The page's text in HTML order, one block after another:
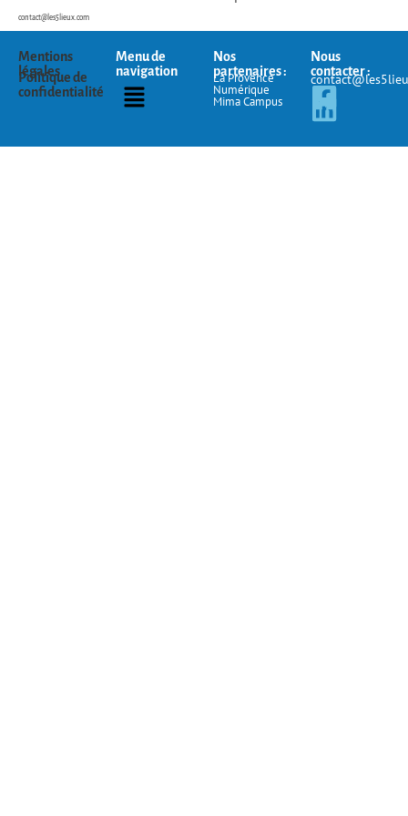
contact@les5lieux.com
Mentions
légales
Politique de
confidentialité
Menu de
navigation
Nos
partenaires :
La Provence
Numérique
Mima Campus
Nous
contacter :